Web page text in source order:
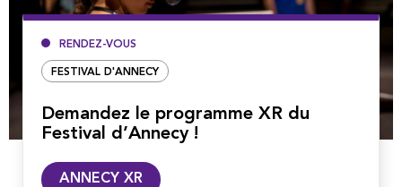
RENDEZ-VOUS
FESTIVAL D'ANNECY
Demandez le programme XR du
Festival d’Annecy !
ANNECY XR